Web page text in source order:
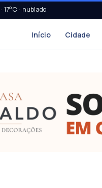
17°C · nublado
Início Cidade